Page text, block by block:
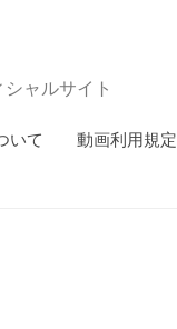
ャルサイト
いて 動画利用規定